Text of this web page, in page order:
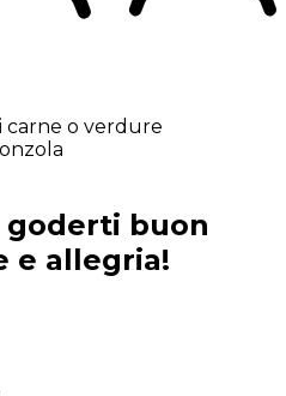
carne o verdure
goderti buon
e allegria!